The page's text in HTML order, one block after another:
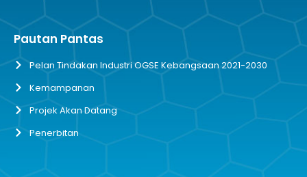
Pautan Pantas
Pelan Tindakan Industri OGSE Kebangsaan 2021-2030
Kemampanan
Projek Akan Datang
Penerbitan